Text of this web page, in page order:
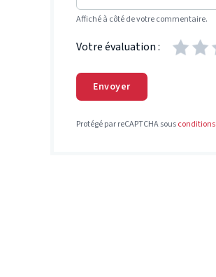
Affiché à côté de votre commentaire.
Votre évaluation :
Envoyer
Protégé par reCAPTCHA sousconditions